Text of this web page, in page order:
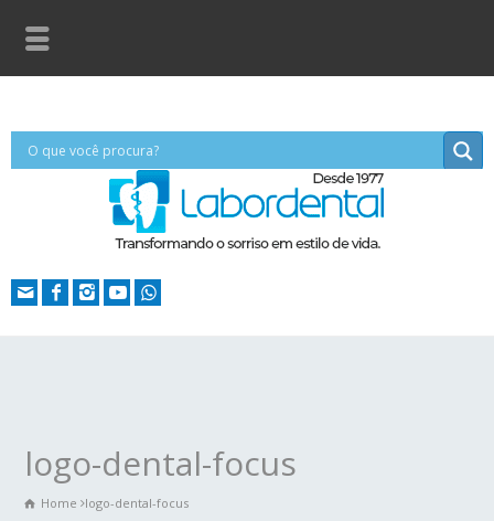
logo-dental-focus
Home logo-dental-focus